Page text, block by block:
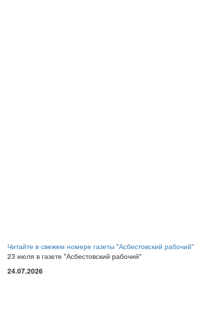
Читайте в свежем номере газеты "Асбестовский рабочий"
23 июля в газете "Асбестовский рабочий"
24.07.2026